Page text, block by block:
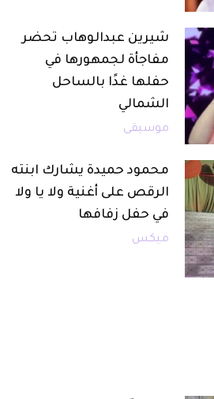
شيرين عبدالوهاب تحضر
مفاجأة لجمهورها في
حفلها غدًا بالساحل
الشمالي
موسيقى
محمود حميدة يشارك ابنته
الرقص على أغنية ولا يا ولا
في حفل زفافها
ميكس